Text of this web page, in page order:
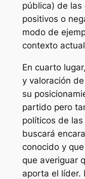
pública) de
positivos o
modo de
contexto
En cuarto
y valoración
su
partido pero
políticos de
buscará
conocido y
que averiguar
aporta el líder.